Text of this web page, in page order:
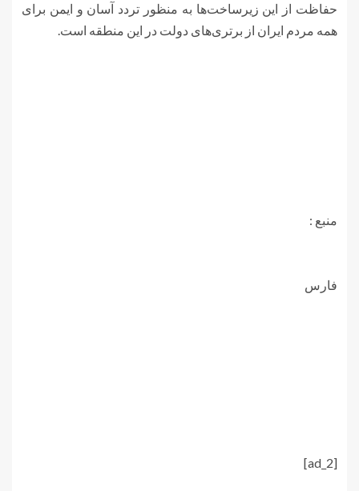
حفاظت از این زیرساخت‌ها به منظور تردد آسان و ایمن برای
همه مردم ایران از برتری‌های دولت در این منطقه است.
منبع :
فارس
[ad_2]